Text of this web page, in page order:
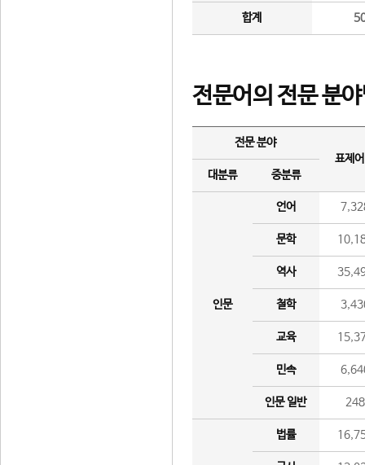
합계
전문어의 전문 분
전문 분야
표제
대분류
중분류
인문
언어
문학
역사
철학
교육
민속
인문 일반 248
법률